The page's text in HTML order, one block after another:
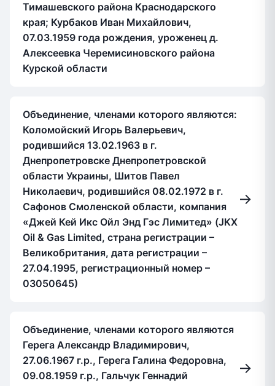
Тимашевского района Краснодарского
края; Курбаков Иван Михайлович,
07.03.1959 года рождения, уроженец д.
Алексеевка Черемисиновского района
Курской области
Объединение, членами которого являются:
Коломойский Игорь Валерьевич,
родившийся 13.02.1963 в г.
Днепропетровске Днепропетровской
области Украины, Шитов Павел
Николаевич, родившийся 08.02.1972 в г.
Сафонов Смоленской области, компания
«Джей Кей Икс Ойл Энд Гэс Лимитед» (JKX
Oil & Gas Limited, страна регистрации –
Великобритания, дата регистрации –
27.04.1995, регистрационный номер –
03050645)
→
Объединение, членами которого являются
Герега Александр Владимирович,
27.06.1967 г.р., Герега Галина Федоровна,
09.08.1959 г.р., Гальчук Геннадий
→